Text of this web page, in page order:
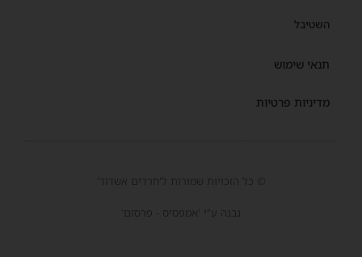
השטיבל
תנאי שימוש
מדיניות פרטיות
© כל הזכויות שמורות ל'חרדים אשדוד'
נבנה ע"י 'אמפסיס - פרסום'